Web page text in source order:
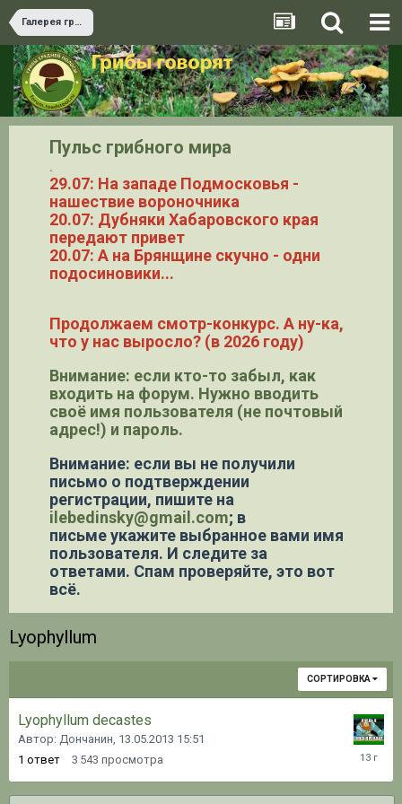
Галерея грибов
Пульс грибного мира
.
29.07: На западе Подмосковья -
нашествие вороночника
20.07: Дубняки Хабаровского края
передают привет
20.07: А на Брянщине скучно - одни
подосиновики...
Продолжаем смотр-конкурс. А ну-ка,
что у нас выросло? (в 2026 году)
Внимание: если кто-то забыл, как
входить на форум. Нужно вводить
своё имя пользователя (не почтовый
адрес!) и пароль.
Внимание: если вы не получили
письмо о подтверждении
регистрации, пишите на
ilebedinsky@gmail.com; в
письме укажите выбранное вами имя
пользователя. И следите за
ответами. Спам проверяйте, это вот
всё.
Lyophyllum
СОРТИРОВКА
Lyophyllum decastes
Автор: Дончанин, 13.05.2013 15:51
1 ответ 3 543 просмотра